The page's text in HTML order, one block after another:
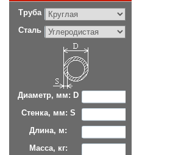
Труба
Сталь
Диаметр, мм: D
Стенка, мм: S
Длина, м:
Масса, кг: